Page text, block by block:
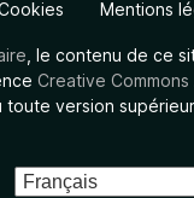
Mentions
, le contenu de ce
Creative
toute version